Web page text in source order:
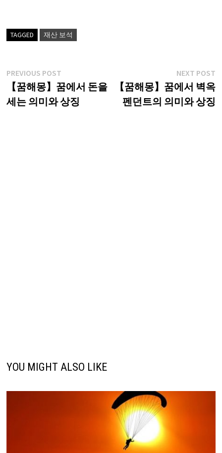
TAGGED 재산 보석
글
탐
색
PREVIOUS POSTPrevious
post:
【꿈해몽】꿈에서 돈을
세는 의미와 상징
NEXT POST
【꿈해몽】꿈에서 벽옥
펜던트의 의미와 상징
YOU MIGHT ALSO LIKE